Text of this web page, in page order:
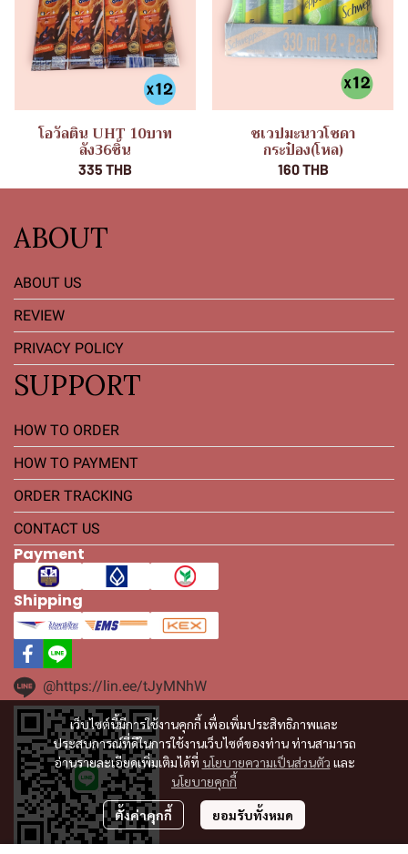
โอวัลติน UHT 10บาท
ลัง36ชิ้น
335 THB
ชเวปมะนาวโซดา
กระป๋อง(โหล)
160 THB
เว็บไซต์นี้มีการใช้งานคุกกี้ เพื่อเพิ่มประสิทธิภาพและ
ประสบการณ์ที่ดีในการใช้งานเว็บไซต์ของท่าน ท่านสามารถ
อ่านรายละเอียดเพิ่มเติมได้ที่ นโยบายความเป็นส่วนตัว และ
นโยบายคุกกี้
ตั้งค่าคุกกี้ ยอมรับทั้งหมด
ABOUT
ABOUT US
REVIEW
PRIVACY POLICY
SUPPORT
HOW TO ORDER
HOW TO PAYMENT
ORDER TRACKING
CONTACT US
Payment
Shipping
@https://lin.ee/tJyMNhW